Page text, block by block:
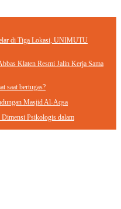
di Tiga Lokasi, UNIMUTU
Klaten Resmi Jalin Kerja Sama
saat bertugas?
Masjid Al-Aqsa
Dimensi Psikologis dalam